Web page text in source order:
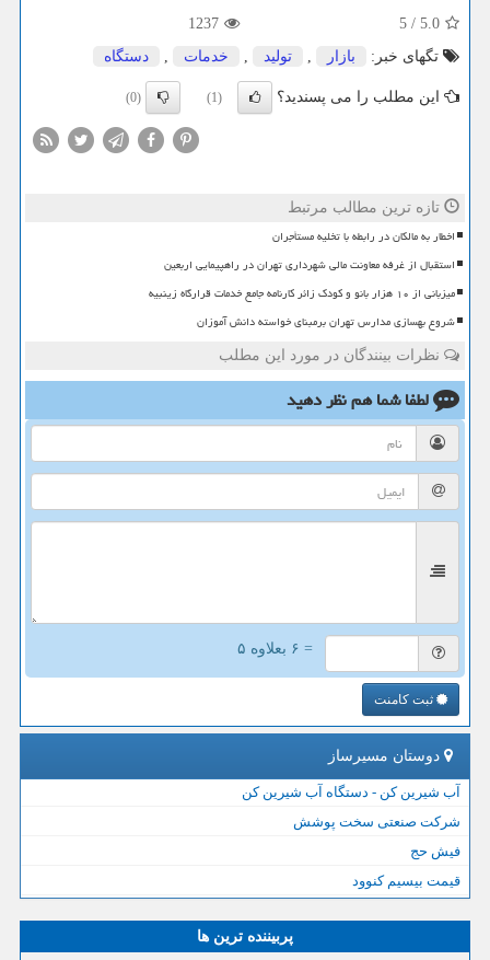
5.0
/
5
1237
تگهای خبر:
بازار , تولید , خدمات , دستگاه
این مطلب را می پسندید؟ (1)
(0)
تازه ترین مطالب مرتبط
اخطار به مالکان در رابطه با تخلیه مستأجران
استقبال از غرفه معاونت مالی شهرداری تهران در راهپیمایی اربعین
میزبانی از ۱۰ هزار بانو و کودک زائر کارنامه جامع خدمات قرارگاه زینبیه
شروع بهسازی مدارس تهران برمبنای خواسته دانش آموزان
نظرات بینندگان در مورد این مطلب
لطفا شما همنظر دهید
= ۶ بعلاوه ۵
ثبت کامنت
دوستان مسیرساز
آب شیرین کن - دستگاه آب شیرین کن
شرکت صنعتی سخت پوشش
فیش حج
قیمت بیسیم کنوود
پربیننده ترین ها